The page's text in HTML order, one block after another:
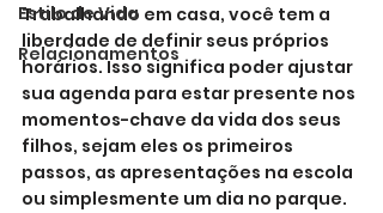
Estilo de Vida
Relacionamentos
Trabalhando em casa, você tem a
liberdade de definir seus próprios
horários. Isso significa poder ajustar
sua agenda para estar presente nos
momentos-chave da vida dos seus
filhos, sejam eles os primeiros
passos, as apresentações na escola
ou simplesmente um dia no parque.